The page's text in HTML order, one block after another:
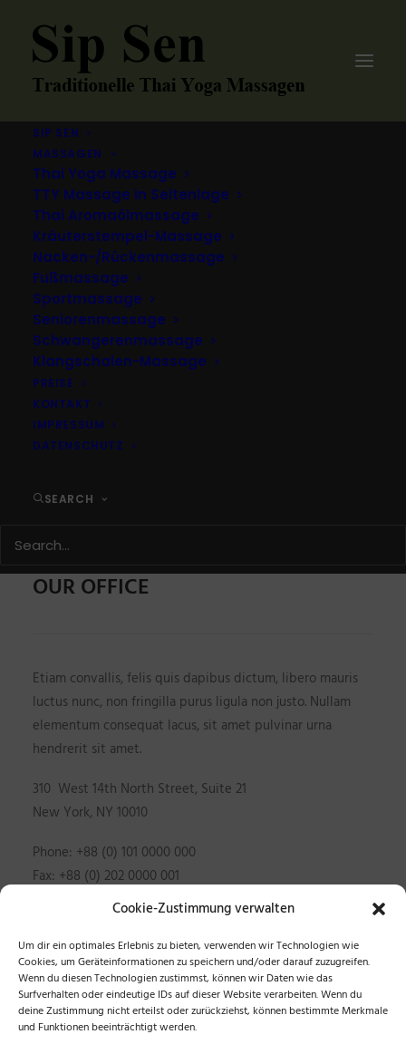
Cookie-Zustimmung verwalten
Um dir ein optimales Erlebnis zu bieten, verwenden wir Technologien wie
Cookies, um Geräteinformationen zu speichern und/oder darauf zuzugreifen.
Wenn du diesen Technologien zustimmst, können wir Daten wie das
Surfverhalten oder eindeutige IDs auf dieser Website verarbeiten. Wenn du
deine Zustimmung nicht erteilst oder zurückziehst, können bestimmte Merkmale
und Funktionen beeinträchtigt werden.
SIP SEN
MASSAGEN
Thai Yoga Massage
TTY Massage in Seitenlage
Thai Aromaölmassage
Kräuterstempel-Massage
Nacken-/Rückenmassage
Fußmassage
Sportmassage
Seniorenmassage
Schwangerenmassage
Klangschalen-Massage
PREISE
KONTAKT
IMPRESSUM
DATENSCHUTZ
SEARCH
SAY HELLO
OUR OFFICE
Etiam convallis, felis quis dapibus dictum, libero mauris
luctus nunc, non fringilla purus ligula non justo. Nullam
elementum consequat lacus, sit amet pulvinar urna
hendrerit sit amet.
310 West 14th North Street, Suite 21
New York, NY 10010
Phone: +88 (0) 101 0000 000
Fax: +88 (0) 202 0000 001
CONTACT OUR TEAM